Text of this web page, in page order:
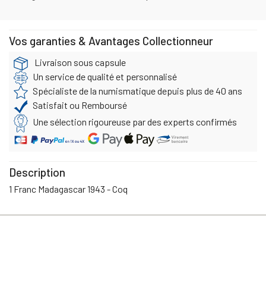
Vos garanties & Avantages Collectionneur
Livraison sous capsule
Un service de qualité et personnalisé
Spécialiste de la numismatique depuis plus de 40 ans
Satisfait ou Remboursé
Une sélection rigoureuse par des experts confirmés
Description
1 Franc Madagascar 1943 - Coq